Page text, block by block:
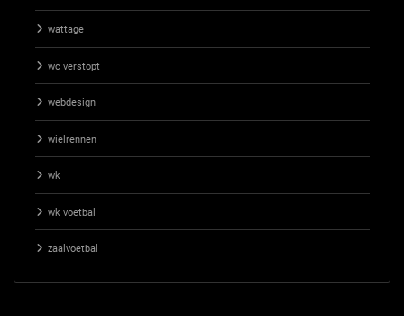
wattage
wc verstopt
webdesign
wielrennen
wk
wk voetbal
zaalvoetbal